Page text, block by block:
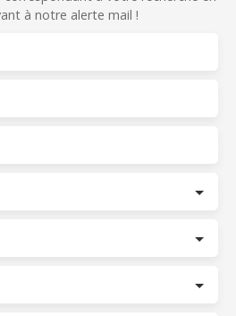
à notre alerte mail !